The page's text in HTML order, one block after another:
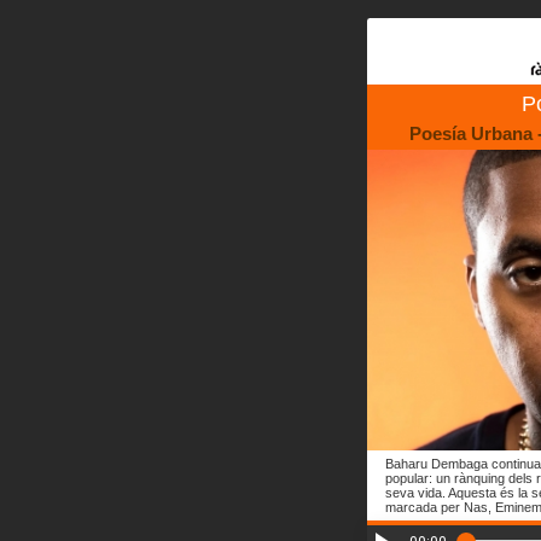
Poesía Urbana
Baharu Dembaga
popular: un rànquing dels
seva vida. Aquesta és la
marcada per Nas,